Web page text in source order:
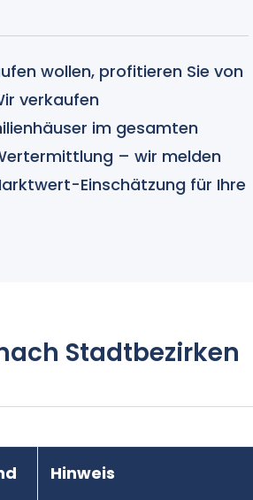
wollen, profitieren Sie von
verkaufen
im gesamten
– wir melden
Einschätzung für Ihre
Stadtbezirken
Hinweis